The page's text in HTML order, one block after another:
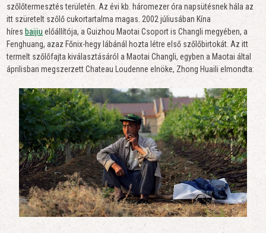
szőlőtermesztés területén. Az évi kb. háromezer óra napsütésnek hála az
itt szüretelt szőlő cukortartalma magas. 2002 júliusában Kína
híres baijiu előállítója, a Guizhou Maotai Csoport is Changli megyében, a
Fenghuang, azaz Főnix-hegy lábánál hozta létre első szőlőbirtokát. Az itt
termelt szőlőfajta kiválasztásáról a Maotai Changli, egyben a Maotai által
áprilisban megszerzett Chateau Loudenne elnöke, Zhong Huaili elmondta: